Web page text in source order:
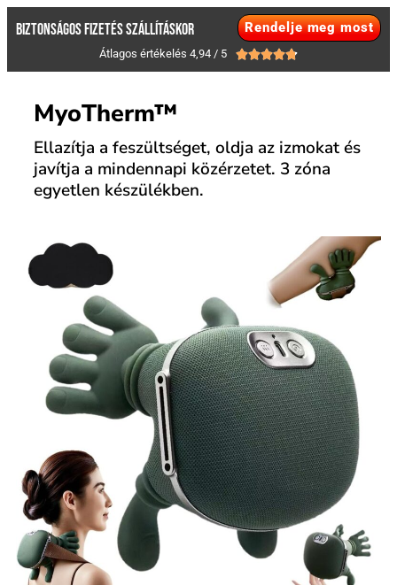
BIZTONSÁGOS FIZETÉS SZÁLLÍTÁSKOR Rendelje meg most
Átlagos értékelés 4,94 / 5 
MyoTherm™
Ellazítja a feszültséget, oldja az izmokat és
javítja a mindennapi közérzetet. 3 zóna
egyetlen készülékben.